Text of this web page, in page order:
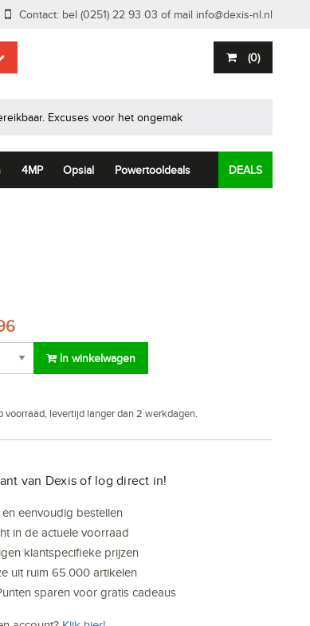
Contact: bel (0251) 22 93 03 of mail info@dexis-nl.nl
(0)
Excuses voor het ongemak
4MP Opsial Powertooldeals DEALS
In winkelwagen
voorraad, levertijd langer dan 2 werkdagen.
van Dexis of log direct in!
en eenvoudig bestellen
in de actuele voorraad
klantspecifieke prijzen
uit ruim 65.000 artikelen
sparen voor gratis cadeaus